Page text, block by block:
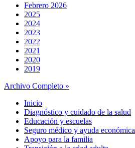
Febrero 2026
2025
2024
2023
2022
2021
2020
2019
Archivo Completo »
Inicio
Diagnóstico y cuidado de la salud
Educación y escuelas
Seguro médico y ayuda económica
Apoyo para la familia